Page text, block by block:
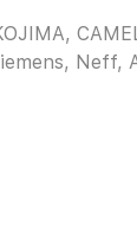
Neff,